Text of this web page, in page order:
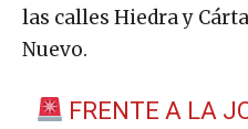
las calles Hiedra y
Nuevo.
FRENTE A LA